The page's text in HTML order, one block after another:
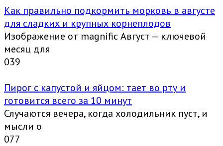
Как правильно подкормить морковь в августе
для сладких и крупных корнеплодов
Изображение от magnific Август — ключевой
месяц для
039
Пирог с капустой и яйцом: тает во рту и
готовится всего за 10 минут
Случаются вечера, когда холодильник пуст, и
мысли о
077